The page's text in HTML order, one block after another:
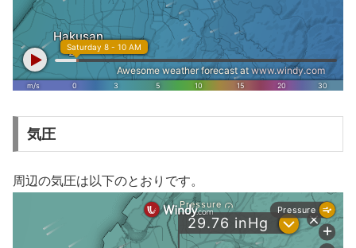
気圧
周辺の気圧は以下のとおりです。